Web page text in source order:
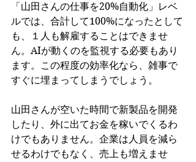
「山田さんの仕事を20%自動化」レベ
ルでは、合計して100%になったとして
も、１人も解雇することはできませ
ん。AIが動くのを監視する必要もあり
ます。この程度の効率化なら、雑事で
すぐに埋まってしまうでしょう。
山田さんが空いた時間で新製品を開発
したり、外に出てお金を稼いでくるわ
けでもありません。企業は人員を減ら
せるわけでもなく、売上も増えませ